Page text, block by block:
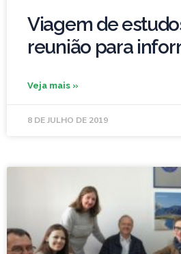
Viagem de
reunião para
Veja mais »
8 DE JULHO DE 2019